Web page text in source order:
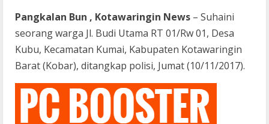
Pangkalan Bun , Kotawaringin News – Suhaini
seorang warga Jl. Budi Utama RT 01/Rw 01, Desa
Kubu, Kecamatan Kumai, Kabupaten Kotawaringin
Barat (Kobar), ditangkap polisi, Jumat (10/11/2017).